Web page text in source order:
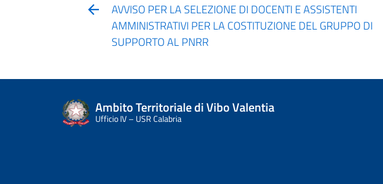
AVVISO PER LA SELEZIONE DI DOCENTI E ASSISTENTI
AMMINISTRATIVI PER LA COSTITUZIONE DEL GRUPPO DI
SUPPORTO AL PNRR
Ambito Territoriale di Vibo Valentia
Ufficio IV – USR Calabria